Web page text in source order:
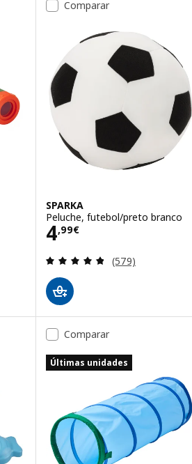
fora de 5 estrelas. Total de
Comparar
SPARKA
Peluche, futebol/preto branco
4,99€
Preço 4,99€
Avaliação: 4.8
(579)
Comparar
Últimas unidades